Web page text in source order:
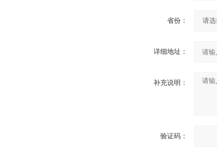
省份：
详细地址：
补充说明：
验证码：